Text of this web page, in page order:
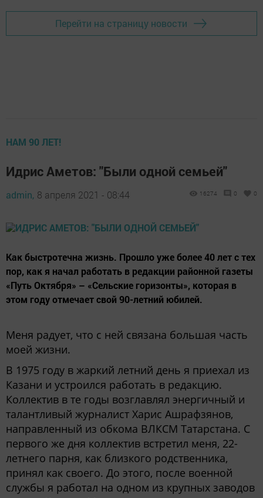
Перейти на страницу новости
НАМ 90 ЛЕТ!
Идрис Аметов: "Были одной семьей"
admin, 8 апреля 2021 - 08:44 16274 0 0
Как быстротечна жизнь. Прошло уже более 40 лет с тех
пор, как я начал работать в редакции районной газеты
«Путь Октября» – «Сельские горизонты», которая в
этом году отмечает свой 90-летний юбилей.
Меня радует, что с ней связана большая часть
моей жизни.
В 1975 году в жаркий летний день я приехал из
Казани и устроился работать в редакцию.
Коллектив в те годы возглавлял энергичный и
талантливый журналист Харис Ашрафзянов,
направленный из обкома ВЛКСМ Татарстана. С
первого же дня коллектив встретил меня, 22-
летнего парня, как близкого родственника,
принял как своего. До этого, после военной
службы я работал на одном из крупных заводов